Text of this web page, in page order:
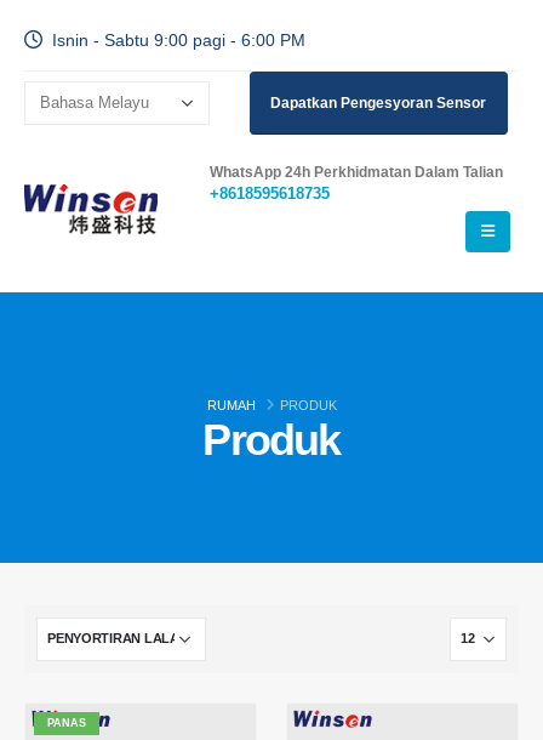
Isnin - Sabtu 9:00 pagi - 6:00 PM
Dapatkan Pengesyoran Sensor
WhatsApp 24h Perkhidmatan Dalam Talian
+8618595618735
RUMAH PRODUK
Produk
PANAS